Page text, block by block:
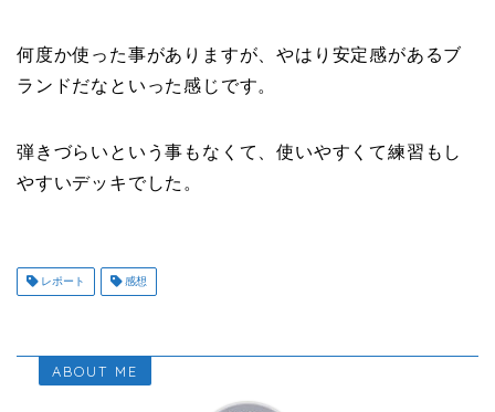
何度か使った事がありますが、やはり安定感があるブ
ランドだなといった感じです。
弾きづらいという事もなくて、使いやすくて練習もし
やすいデッキでした。
レポート 感想
ABOUT ME